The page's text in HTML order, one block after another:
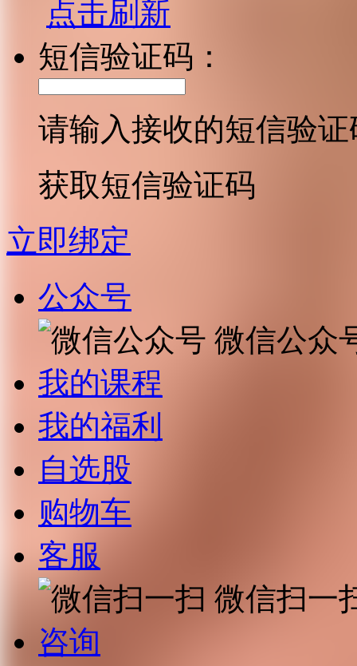
点击刷新
短信验证码：
请输入接收的短信验证
获取短信验证码
立即绑定
公众号
微信公众
我的课程
我的福利
自选股
购物车
客服
微信扫一
咨询